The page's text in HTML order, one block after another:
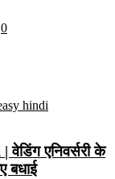
0
एनिवर्सरी के
बधाई